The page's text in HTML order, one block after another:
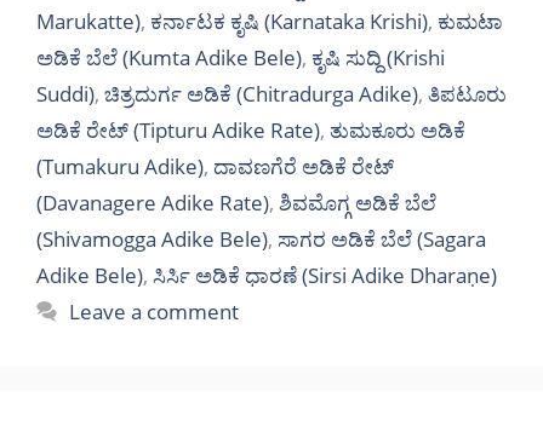
Marukatte), ಕರ್ನಾಟಕ ಕೃಷಿ (Karnataka Krishi), ಕುಮಟಾ
ಅಡಿಕೆ ಬೆಲೆ (Kumta Adike Bele), ಕೃಷಿ ಸುದ್ದಿ (Krishi
Suddi), ಚಿತ್ರದುರ್ಗ ಅಡಿಕೆ (Chitradurga Adike), ತಿಪಟೂರು
ಅಡಿಕೆ ರೇಟ್ (Tipturu Adike Rate), ತುಮಕೂರು ಅಡಿಕೆ
(Tumakuru Adike), ದಾವಣಗೆರೆ ಅಡಿಕೆ ರೇಟ್
(Davanagere Adike Rate), ಶಿವಮೊಗ್ಗ ಅಡಿಕೆ ಬೆಲೆ
(Shivamogga Adike Bele), ಸಾಗರ ಅಡಿಕೆ ಬೆಲೆ (Sagara
Adike Bele), ಸಿರ್ಸಿ ಅಡಿಕೆ ಧಾರಣೆ (Sirsi Adike Dharaṇe)
Leave a comment